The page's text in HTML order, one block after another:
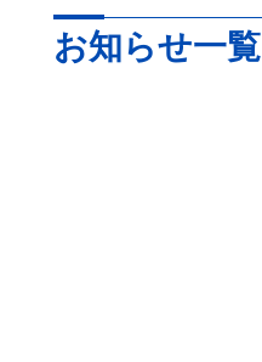
お知らせ一覧